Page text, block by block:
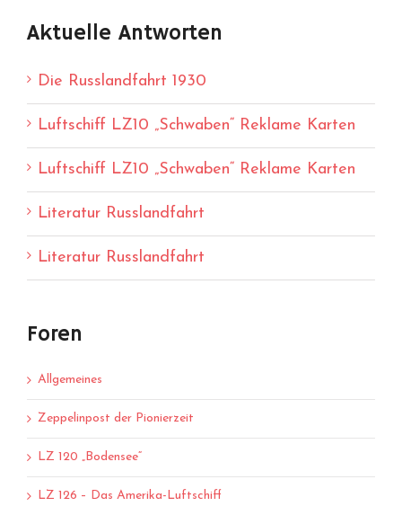
Aktuelle Antworten
Die Russlandfahrt 1930
Luftschiff LZ10 „Schwaben“ Reklame Karten
Luftschiff LZ10 „Schwaben“ Reklame Karten
Literatur Russlandfahrt
Literatur Russlandfahrt
Foren
Allgemeines
Zeppelinpost der Pionierzeit
LZ 120 „Bodensee“
LZ 126 – Das Amerika-Luftschiff